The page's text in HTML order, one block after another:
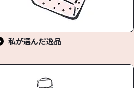
私が選んだ逸品